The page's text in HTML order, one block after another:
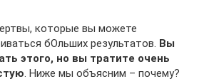
которые вы можете
бОльших результатов. Вы
этого, но вы тратите очень
. Ниже мы объясним – почему?